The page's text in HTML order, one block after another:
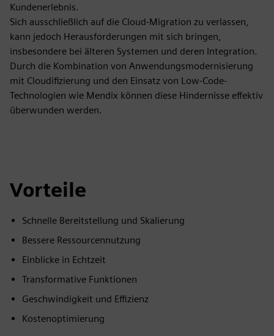
Kundenerlebnis.
Sich ausschließlich auf die Cloud-Migration zu verlassen,
kann jedoch Herausforderungen mit sich bringen,
insbesondere bei älteren Systemen und deren Integration.
Durch die Kombination von Anwendungsmodernisierung
mit Cloudifizierung und den Einsatz von Low-Code-
Technologien wie Mendix können diese Hindernisse effektiv
überwunden werden.
Vorteile
Schnelle Bereitstellung und Skalierung
Bessere Ressourcennutzung
Einblicke in Echtzeit
Transformative Funktionen
Geschwindigkeit und Effizienz
Kostenoptimierung